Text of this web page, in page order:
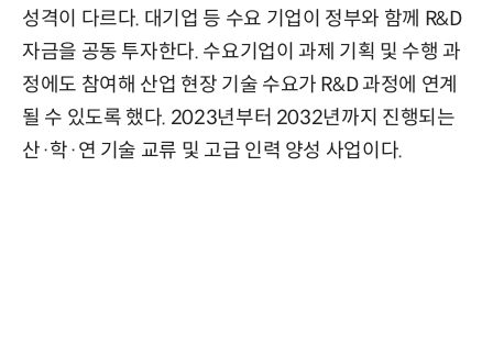
성격이 다르다. 대기업 등 수요 기업이 정부와 함께 R&D
자금을 공동 투자한다. 수요기업이 과제 기획 및 수행 과
정에도 참여해 산업 현장 기술 수요가 R&D 과정에 연계
될 수 있도록 했다. 2023년부터 2032년까지 진행되는
산·학·연 기술 교류 및 고급 인력 양성 사업이다.